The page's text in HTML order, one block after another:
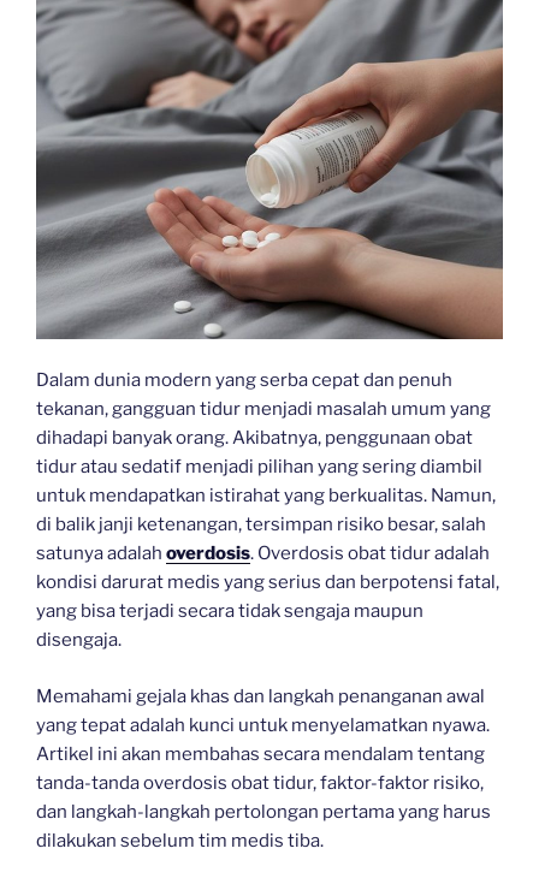
Dalam dunia modern yang serba cepat dan penuh
tekanan, gangguan tidur menjadi masalah umum yang
dihadapi banyak orang. Akibatnya, penggunaan obat
tidur atau sedatif menjadi pilihan yang sering diambil
untuk mendapatkan istirahat yang berkualitas. Namun,
di balik janji ketenangan, tersimpan risiko besar, salah
satunya adalah overdosis. Overdosis obat tidur adalah
kondisi darurat medis yang serius dan berpotensi fatal,
yang bisa terjadi secara tidak sengaja maupun
disengaja.
Memahami gejala khas dan langkah penanganan awal
yang tepat adalah kunci untuk menyelamatkan nyawa.
Artikel ini akan membahas secara mendalam tentang
tanda-tanda overdosis obat tidur, faktor-faktor risiko,
dan langkah-langkah pertolongan pertama yang harus
dilakukan sebelum tim medis tiba.